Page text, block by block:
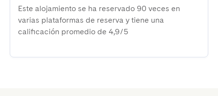
Este alojamiento se ha reservado 90 veces en
varias plataformas de reserva y tiene una
calificación promedio de 4,9/5